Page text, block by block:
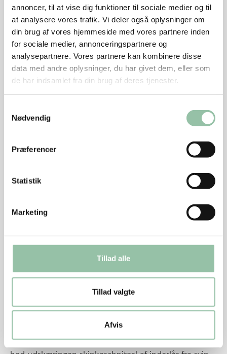
annoncer, til at vise dig funktioner til sociale medier og til
at analysere vores trafik. Vi deler også oplysninger om
din brug af vores hjemmeside med vores partnere inden
for sociale medier, annonceringspartnere og
analysepartnere. Vores partnere kan kombinere disse
data med andre oplysninger, du har givet dem, eller som
de har indsamlet fra din brug af deres tjenester.
Nødvendig
Præferencer
Statistik
Marketing
Tillad alle
Tillad valgte
Afvis
Læg kødet på et varmt fad. Rengør panden.
Skær løget i tynde både. Hæld væden fra
tomaterne, og skær dem igennem 1 - 2 gange på
tværs.
Champignonerne skæres i kvarte eller i skiver.
Tilsæt champignon, og steg cirka 4 minutter under
omrøring.
Tilsæt tomater, bouillon og hvidvin.
Lad saucen koge nogle minutter.
Kom skinkeschnitzlerne og oliven i og lad det
varme igennem.
Smag til med salt og peber.
Servér retten med grofthakket persille og kogt
Energifordeling
Nu hedder det schnitzel af inderlår fra gris. Tidligere